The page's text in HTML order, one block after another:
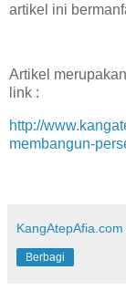
artikel ini
Artikel
link :
http://
membangun-
KangAtepAfia.com
Berbagi